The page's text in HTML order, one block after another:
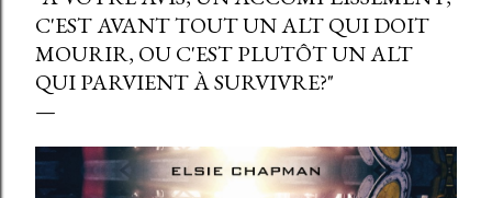
C'EST AVANT TOUT UN ALT QUI DOIT
MOURIR, OU C'EST PLUTÔT UN ALT
QUI PARVIENT À SURVIVRE?"